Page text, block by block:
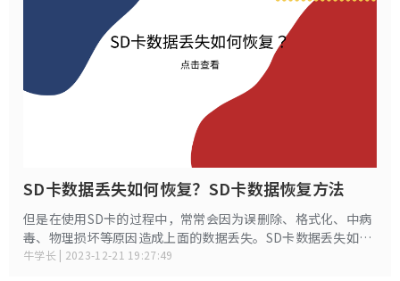
SD卡数据丢失如何恢复？SD卡数据恢复方法
但是在使用SD卡的过程中，常常会因为误删除、格式化、中病
毒、物理损坏等原因造成上面的数据丢失。SD卡数据丢失如何
恢复？小编在本文中给大家总结了详细的解决方案。
牛学长 | 2023-12-21 19:27:49